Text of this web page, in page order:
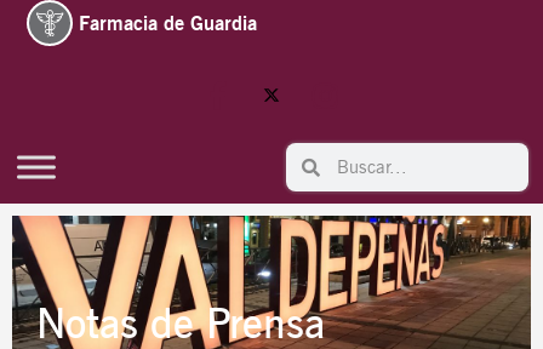
Farmacia de Guardia
Search Search
Notas de Prensa